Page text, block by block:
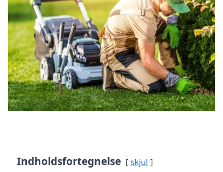
Indholdsfortegnelse skjul